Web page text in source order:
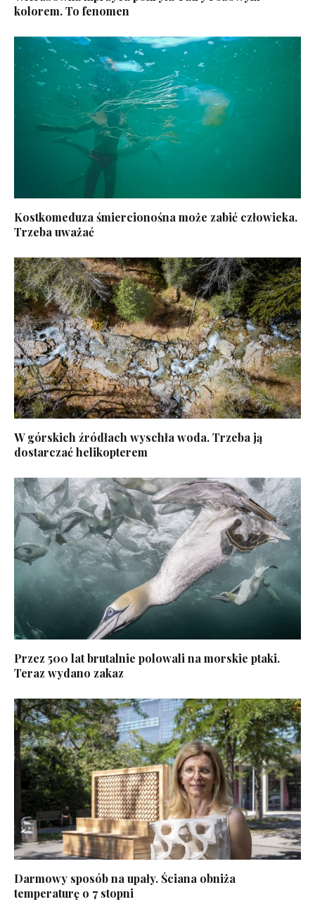
kolorem. To fenomen
Kostkomeduza śmiercionośna może zabić człowieka.
Trzeba uważać
W górskich źródłach wyschła woda. Trzeba ją
dostarczać helikopterem
Przez 500 lat brutalnie polowali na morskie ptaki.
Teraz wydano zakaz
Darmowy sposób na upały. Ściana obniża
temperaturę o 7 stopni